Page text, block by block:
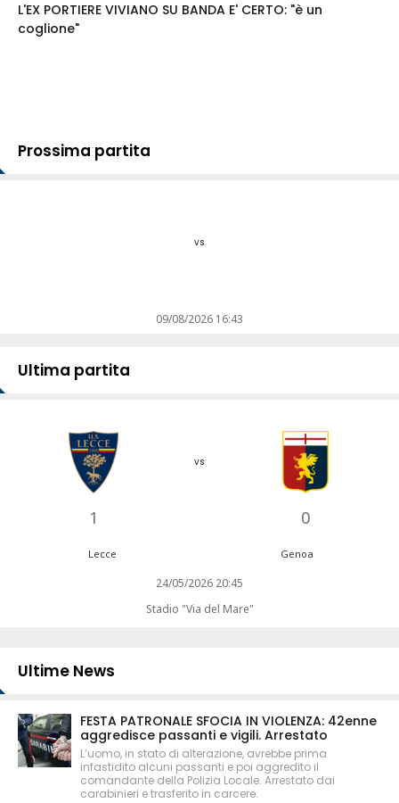
L'EX PORTIERE VIVIANO SU BANDA E' CERTO: "è un
coglione"
Prossima partita
vs
09/08/2026 16:43
Ultima partita
1
vs
0
Lecce Genoa
24/05/2026 20:45
Stadio "Via del Mare"
Ultime News
FESTA PATRONALE SFOCIA IN VIOLENZA: 42enne
aggredisce passanti e vigili. Arrestato
L’uomo, in stato di alterazione, avrebbe prima
infastidito alcuni passanti e poi aggredito il
comandante della Polizia Locale. Arrestato dai
carabinieri e trasferito in carcere.